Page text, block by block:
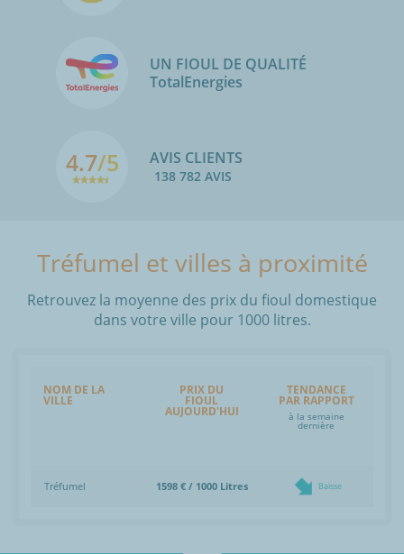
UN FIOUL DE QUALITÉ
TotalEnergies
4.7/5 AVIS CLIENTS
138 782 AVIS
Tréfumel et villes à proximité
Retrouvez la moyenne des prix du fioul domestique
dans votre ville pour 1000 litres.
NOM DE LA
VILLE
PRIX DU
FIOUL
AUJOURD'HUI
TENDANCE
PAR RAPPORT
à la semaine
dernière
Tréfumel 1598 € / 1000 Litres Baisse